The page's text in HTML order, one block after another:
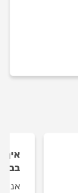
איך